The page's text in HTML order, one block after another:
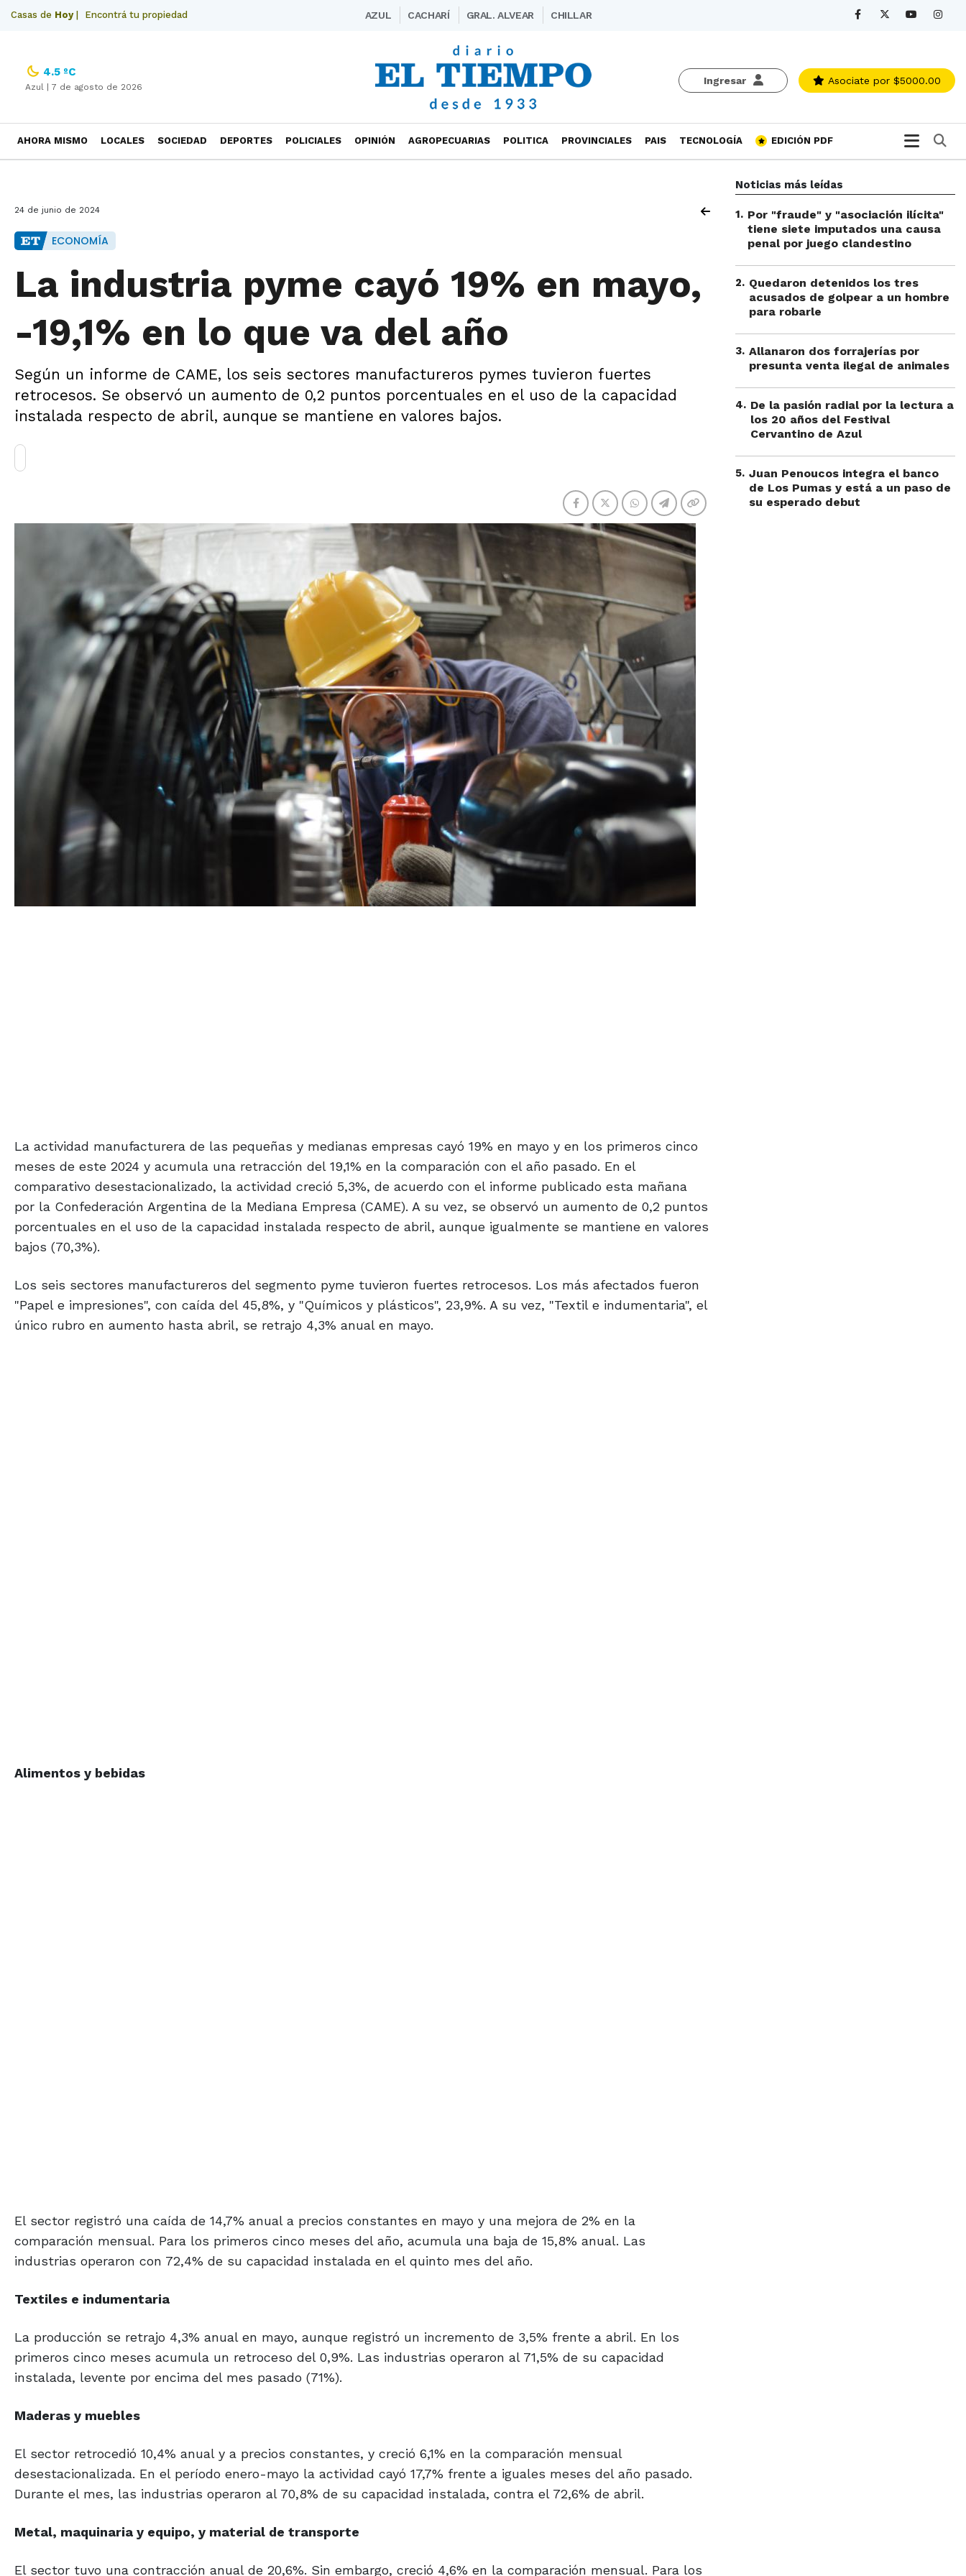
Casas de Hoy| Encontrá tu propiedad AZUL CACHARÍ GRAL. ALVEAR CHILLAR
Ingresar Asociate por $5000.00
4.5 ºC
Azul | 7 de agosto de 2026
AHORA MISMO LOCALES SOCIEDAD DEPORTES POLICIALES OPINIÓN AGROPECUARIAS POLITICA PROVINCIALES PAIS TECNOLOGÍA EDICIÓN PDF
24 de junio de 2024
ECONOMÍA
La industria pyme cayó 19% en mayo,
-19,1% en lo que va del año
Según un informe de CAME, los seis sectores manufactureros pymes tuvieron fuertes
retrocesos. Se observó un aumento de 0,2 puntos porcentuales en el uso de la capacidad
instalada respecto de abril, aunque se mantiene en valores bajos.
La actividad manufacturera de las pequeñas y medianas empresas cayó 19% en mayo y en los primeros cinco
meses de este 2024 y acumula una retracción del 19,1% en la comparación con el año pasado. En el
comparativo desestacionalizado, la actividad creció 5,3%, de acuerdo con el informe publicado esta mañana
por la Confederación Argentina de la Mediana Empresa (CAME). A su vez, se observó un aumento de 0,2 puntos
porcentuales en el uso de la capacidad instalada respecto de abril, aunque igualmente se mantiene en valores
bajos (70,3%).
Los seis sectores manufactureros del segmento pyme tuvieron fuertes retrocesos. Los más afectados fueron
"Papel e impresiones", con caída del 45,8%, y "Químicos y plásticos", 23,9%. A su vez, "Textil e indumentaria", el
único rubro en aumento hasta abril, se retrajo 4,3% anual en mayo.
Alimentos y bebidas
El sector registró una caída de 14,7% anual a precios constantes en mayo y una mejora de 2% en la
comparación mensual. Para los primeros cinco meses del año, acumula una baja de 15,8% anual. Las
industrias operaron con 72,4% de su capacidad instalada en el quinto mes del año.
Textiles e indumentaria
La producción se retrajo 4,3% anual en mayo, aunque registró un incremento de 3,5% frente a abril. En los
primeros cinco meses acumula un retroceso del 0,9%. Las industrias operaron al 71,5% de su capacidad
instalada, levente por encima del mes pasado (71%).
Maderas y muebles
El sector retrocedió 10,4% anual y a precios constantes, y creció 6,1% en la comparación mensual
desestacionalizada. En el período enero-mayo la actividad cayó 17,7% frente a iguales meses del año pasado.
Durante el mes, las industrias operaron al 70,8% de su capacidad instalada, contra el 72,6% de abril.
Metal, maquinaria y equipo, y material de transporte
El sector tuvo una contracción anual de 20,6%. Sin embargo, creció 4,6% en la comparación mensual. Para los
Noticias más leídas
1. Por "fraude" y "asociación ilícita"
tiene siete imputados una causa
penal por juego clandestino
2. Quedaron detenidos los tres
acusados de golpear a un hombre
para robarle
3. Allanaron dos forrajerías por
presunta venta ilegal de animales
4. De la pasión radial por la lectura a
los 20 años del Festival
Cervantino de Azul
5. Juan Penoucos integra el banco
de Los Pumas y está a un paso de
su esperado debut